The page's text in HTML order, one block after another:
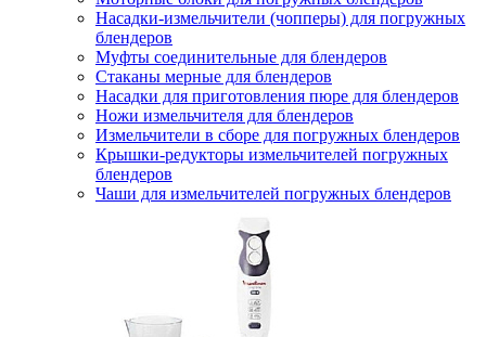
Насадки-измельчители (чопперы) для погружных
блендеров
Муфты соединительные для блендеров
Стаканы мерные для блендеров
Насадки для приготовления пюре для блендеров
Ножи измельчителя для блендеров
Измельчители в сборе для погружных блендеров
Крышки-редукторы измельчителей погружных
блендеров
Чаши для измельчителей погружных блендеров